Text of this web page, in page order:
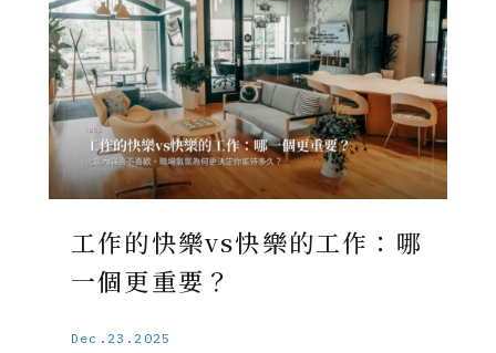
工作的快樂vs快樂的工作：哪
一個更重要？
Dec.23.2025